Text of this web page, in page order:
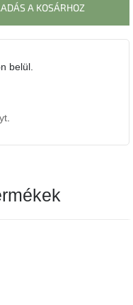
A KOSÁRHOZ
belül.